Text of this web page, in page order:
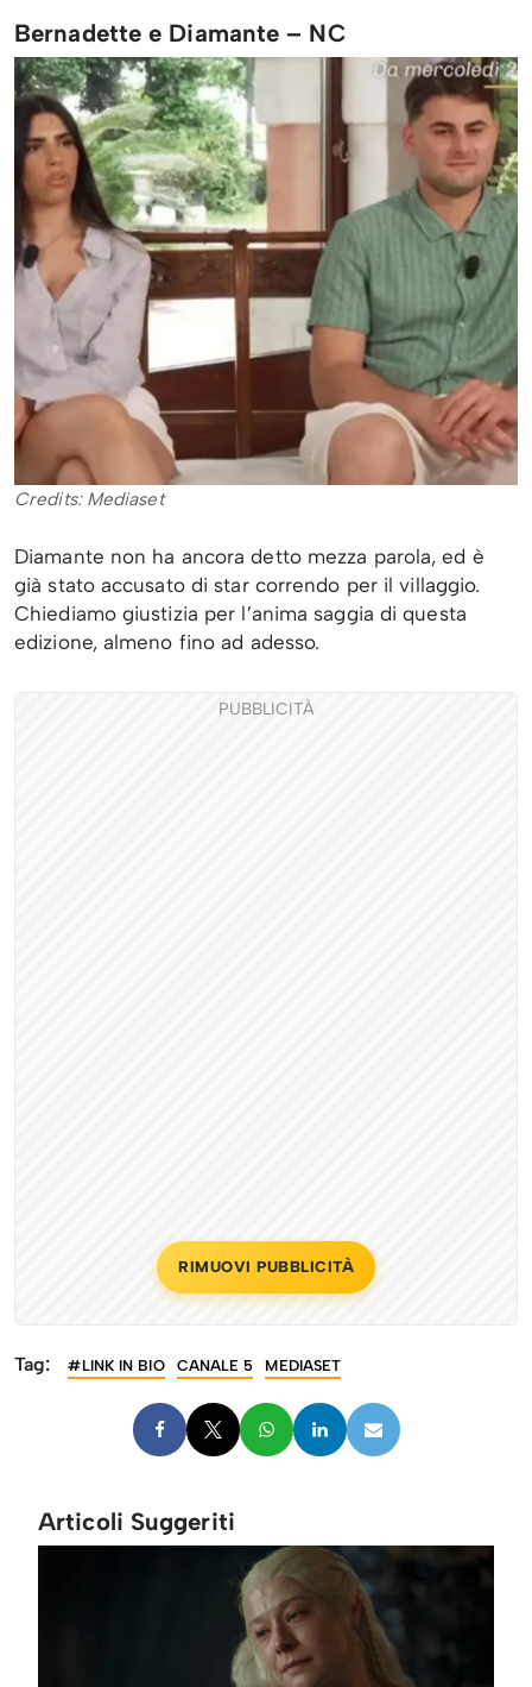
Bernadette e Diamante – NC
Credits: Mediaset
Diamante non ha ancora detto mezza parola, ed è
già stato accusato di star correndo per il villaggio.
Chiediamo giustizia per l’anima saggia di questa
edizione, almeno fino ad adesso.
PUBBLICITÀ
RIMUOVI PUBBLICITÀ
Tag: #LINK IN BIO CANALE 5 MEDIASET
Articoli Suggeriti